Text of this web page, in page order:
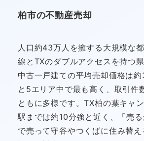
柏市の不動産売却
人口約43万人を擁する大規模な
線とTXのダブルアクセスを持つ県
中古一戸建ての平均売却価格は
と5エリア中で最も高く、取引件
ともに多様です。TX柏の葉キャ
駅までは約10分強と近く、「売
で売って守谷やつくばに住み替